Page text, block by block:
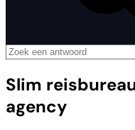
Slim
agency